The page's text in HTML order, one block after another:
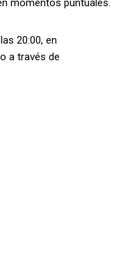
momentos puntuales.
20:00, en
a través de